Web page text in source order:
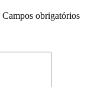
Campos obrigatórios